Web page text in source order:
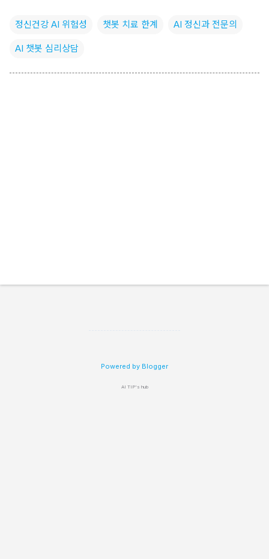
정신건강 AI 위험성 챗봇 치료 한계 AI 정신과 전문의
AI 챗봇 심리상담
Powered by Blogger
AI TIP's hub